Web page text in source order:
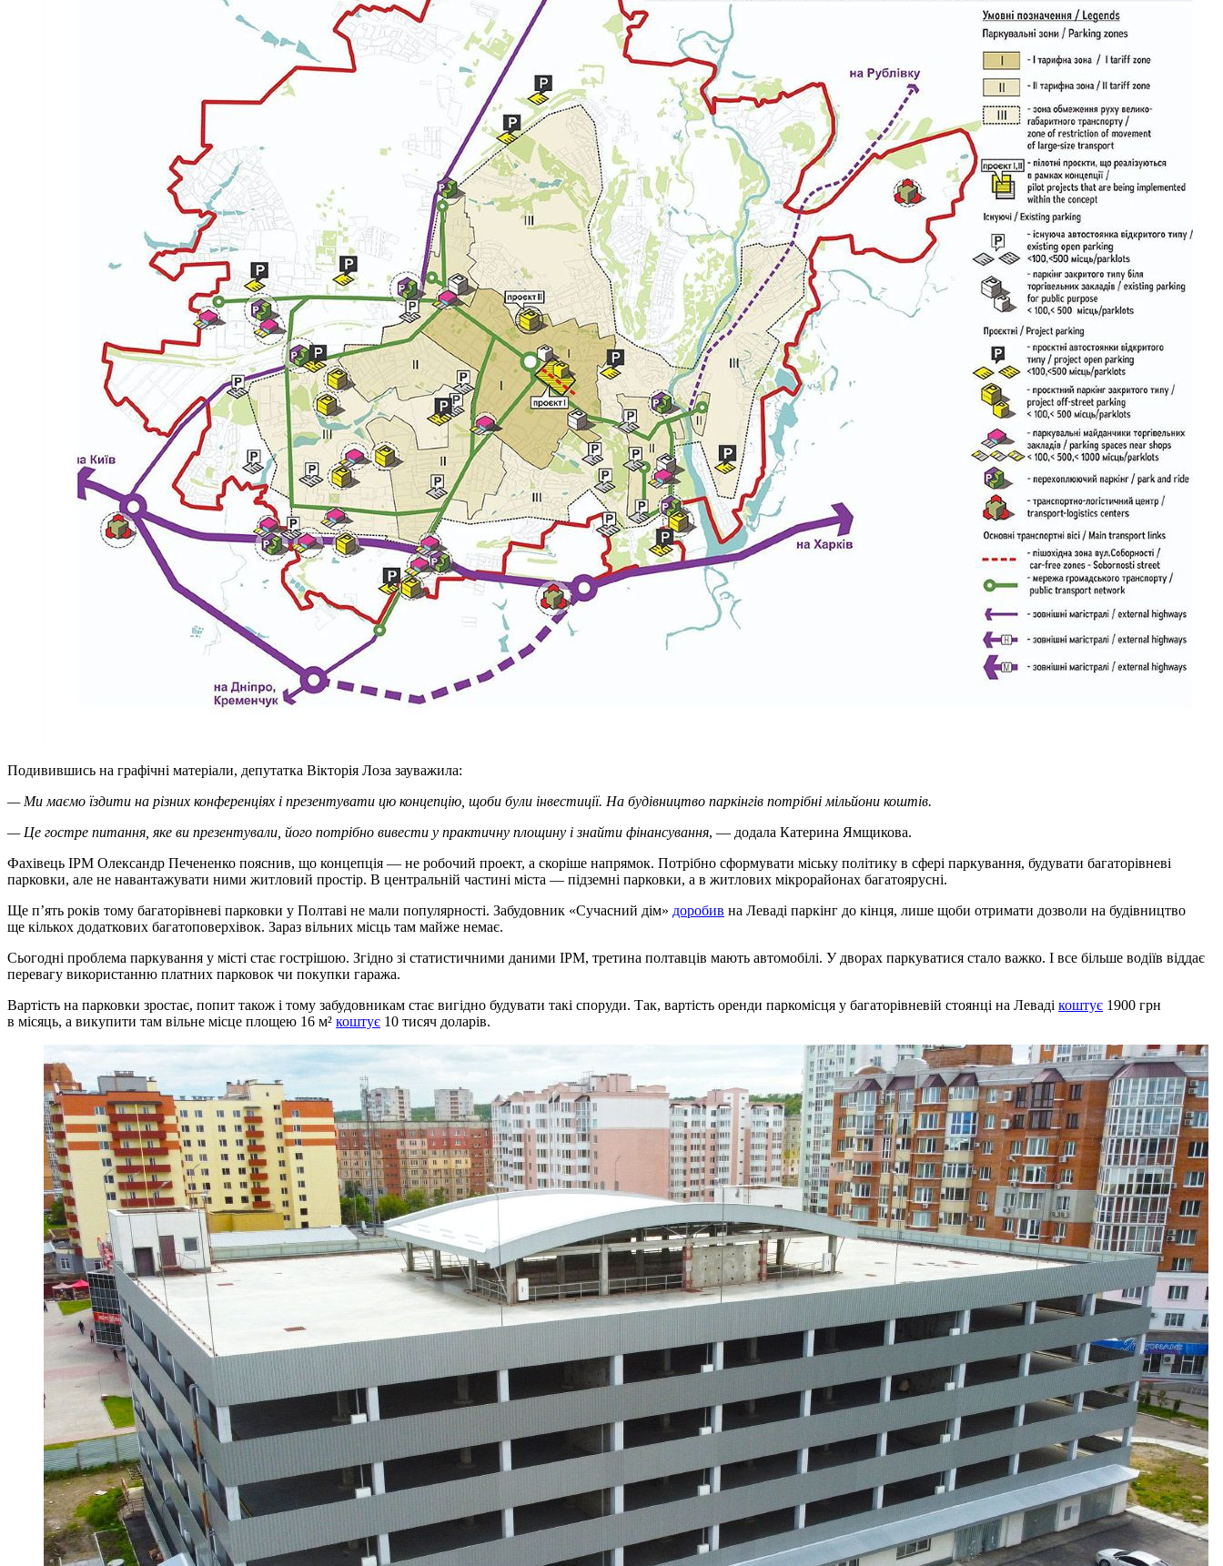
Подивившись на графічні матеріали, депутатка Вікторія Лоза зауважила:
— Ми маємо їздити на різних конференціях і презентувати цю концепцію, щоби були інвестиції. На будівництво паркінгів потрібні мільйони коштів.
— Це гостре питання, яке ви презентували, його потрібно вивести у практичну площину і знайти фінансування, — додала Катерина Ямщикова.
Фахівець ІРМ Олександр Печененко пояснив, що концепція — не робочий проект, а скоріше напрямок. Потрібно сформувати міську політику в сфері паркування, будувати багаторівневі
парковки, але не навантажувати ними житловий простір. В центральній частині міста — підземні парковки, а в житлових мікрорайонах багатоярусні.
Ще п’ять років тому багаторівневі парковки у Полтаві не мали популярності. Забудовник «Сучасний дім» доробив на Леваді паркінг до кінця, лише щоби отримати дозволи на будівництво
ще кількох додаткових багатоповерхівок. Зараз вільних місць там майже немає.
Сьогодні проблема паркування у місті стає гострішою. Згідно зі статистичними даними ІРМ, третина полтавців мають автомобілі. У дворах паркуватися стало важко. І все більше водіїв віддає
перевагу використанню платних парковок чи покупки гаража.
Вартість на парковки зростає, попит також і тому забудовникам стає вигідно будувати такі споруди. Так, вартість оренди паркомісця у багаторівневій стоянці на Леваді коштує 1900 грн
в місяць, а викупити там вільне місце площею 16 м² коштує 10 тисяч доларів.